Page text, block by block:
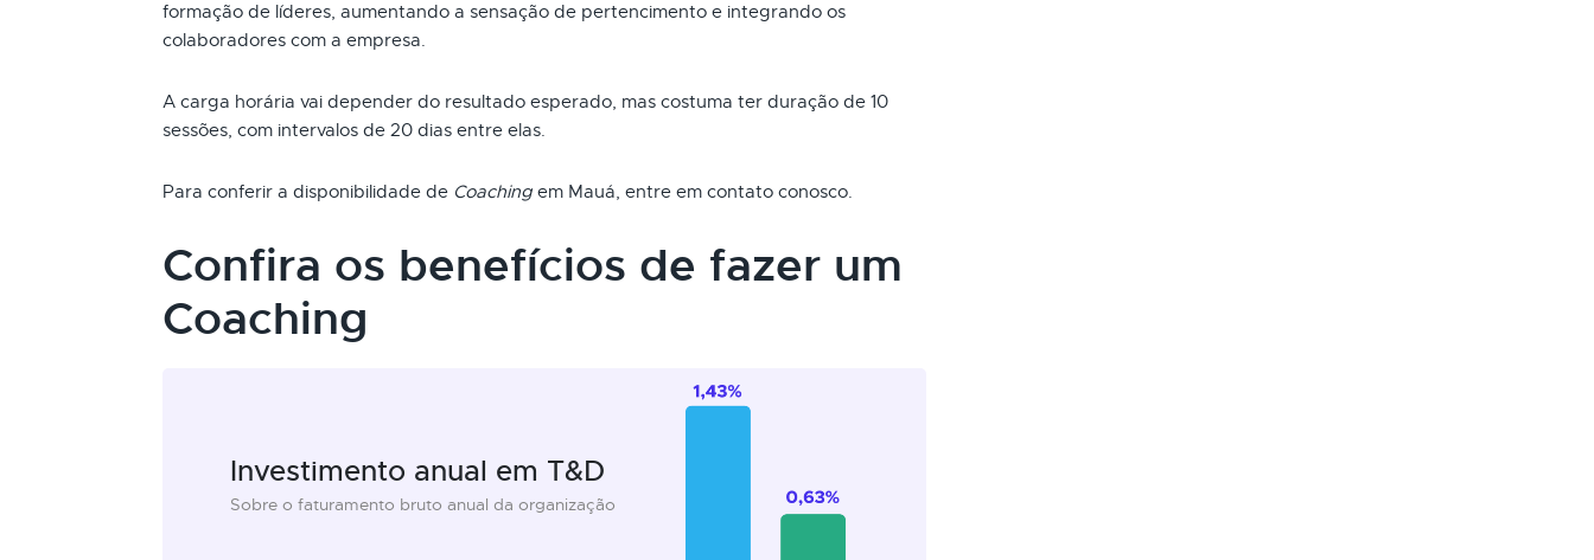
formação de líderes, aumentando a sensação de pertencimento e integrando os
colaboradores com a empresa.
A carga horária vai depender do resultado esperado, mas costuma ter duração de 10
sessões, com intervalos de 20 dias entre elas.
Para conferir a disponibilidade de Coaching em Mauá, entre em contato conosco.
Confira os benefícios de fazer um
Coaching
Investimento anual em T&D
Sobre o faturamento bruto anual da organização